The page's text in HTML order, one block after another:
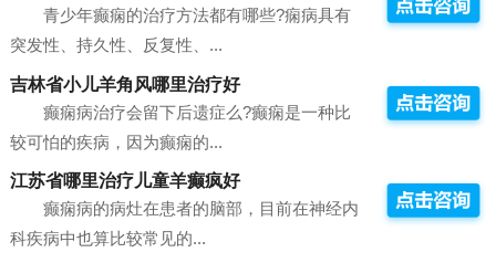
青少年癫痫的治疗方法都有哪些?痫病具有
突发性、持久性、反复性、...
吉林省小儿羊角风哪里治疗好
癫痫病治疗会留下后遗症么?癫痫是一种比
较可怕的疾病，因为癫痫的...
江苏省哪里治疗儿童羊癫疯好
癫痫病的病灶在患者的脑部，目前在神经内
科疾病中也算比较常见的...